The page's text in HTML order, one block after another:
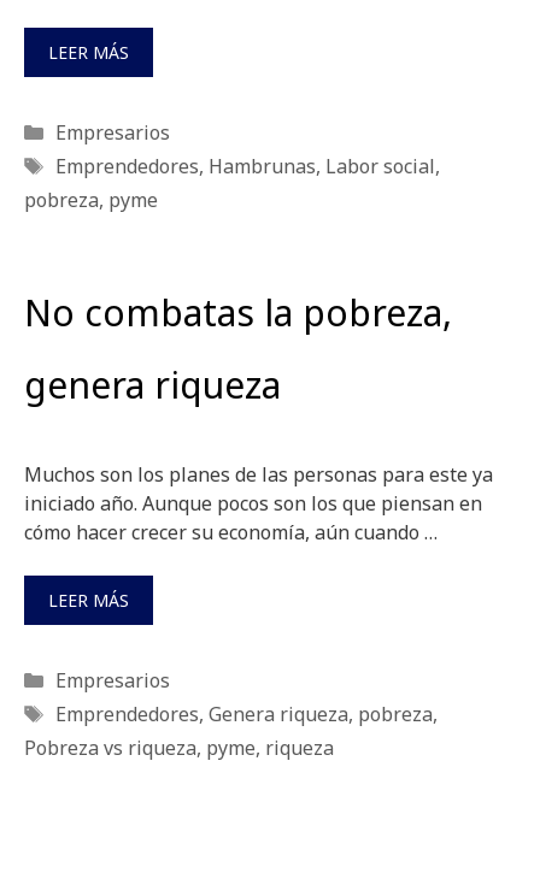
LEER MÁS
Categorías
Empresarios
Etiquetas
Emprendedores, Hambrunas, Labor social,
pobreza, pyme
No combatas la pobreza,
genera riqueza
Muchos son los planes de las personas para este ya
iniciado año. Aunque pocos son los que piensan en
cómo hacer crecer su economía, aún cuando …
LEER MÁS
Categorías
Empresarios
Etiquetas
Emprendedores, Genera riqueza, pobreza,
Pobreza vs riqueza, pyme, riqueza